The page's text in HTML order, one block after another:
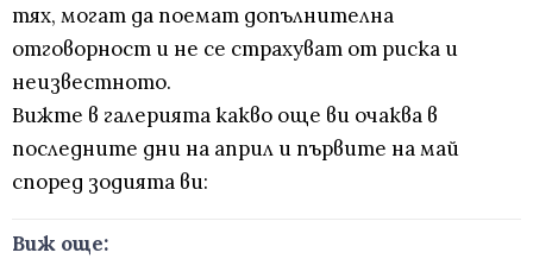
тях, могат да поемат допълнителна
отговорност и не се страхуват от риска и
неизвестното.
Вижте в галерията какво още ви очаква в
последните дни на април и първите на май
според зодията ви:
Виж още: